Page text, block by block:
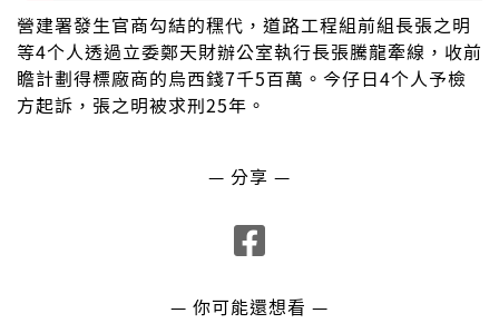
營建署發生官商勾結的䆀代，道路工程組前組長張之明
等4个人透過立委鄭天財辦公室執行長張騰龍牽線，收前
瞻計劃得標廠商的烏西錢7千5百萬。今仔日4个人予檢
方起訴，張之明被求刑25年。
— 分享 —
— 你可能還想看 —